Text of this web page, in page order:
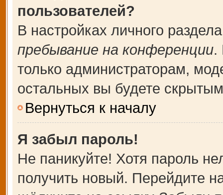
пользователей?
В настройках личного
пребывание на конференции.
только администраторам,
остальных вы будете
Вернуться к началу
Я забыл пароль!
Не паникуйте! Хотя пароль
получить новый. Перейдите